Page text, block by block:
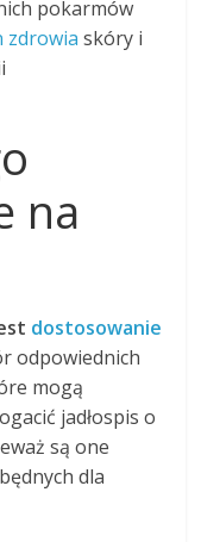
pokarmów
zdrowia skóry i
na
dostosowanie
odpowiednich
mogą
jadłospis o
są one
dla